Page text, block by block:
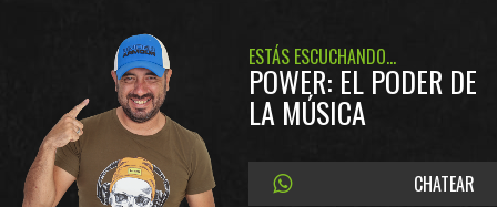
ESTÁS ESCUCHANDO...
POWER: EL PODER DE
LA MÚSICA
CHATEAR